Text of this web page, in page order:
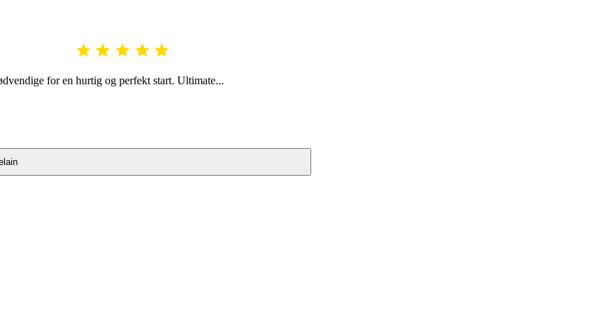
    
for en hurtig og perfekt start. Ultimate...